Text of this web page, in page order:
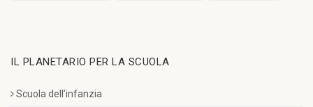
IL PLANETARIO PER LA SCUOLA
Scuola dell’infanzia